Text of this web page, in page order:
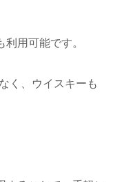
用可能です。
く、ウイスキーも